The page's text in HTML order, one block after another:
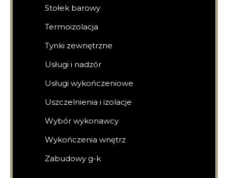
Stołek barowy
Termoizolacja
Tynki zewnętrzne
Usługi i nadzór
Usługi wykończeniowe
Uszczelnienia i izolacje
Wybór wykonawcy
Wykończenia wnętrz
Zabudowy g-k